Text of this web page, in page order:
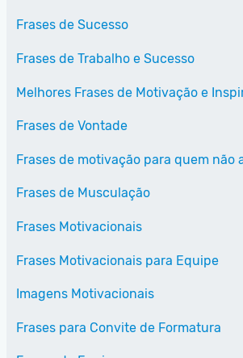
Frases de Sucesso
Frases de Trabalho e Sucesso
Melhores Frases de Motivação e
Frases de Vontade
Frases de motivação para quem não
Frases de Musculação
Frases Motivacionais
Frases Motivacionais para Equipe
Imagens Motivacionais
Frases para Convite de Formatura